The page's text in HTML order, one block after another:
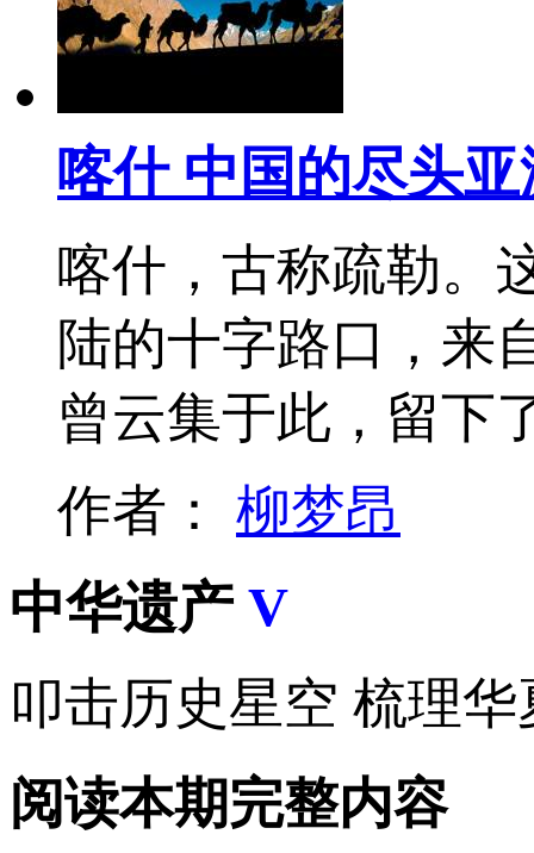
喀什 中国的尽头
喀什，古称疏勒。
陆的十字路口，来
曾云集于此，留下
作者： 柳梦昂
中华遗产 V
叩击历史星空 梳理华
阅读本期完整内容